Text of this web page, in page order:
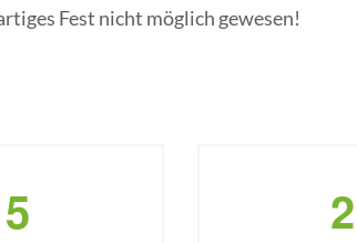
Fest nicht möglich gewesen!
5 2